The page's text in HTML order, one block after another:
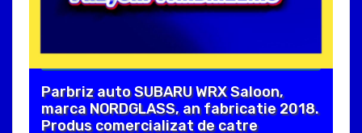
Parbriz auto SUBARU WRX Saloon,
marca NORDGLASS, an fabricatie 2018.
Produs comercializat de catre